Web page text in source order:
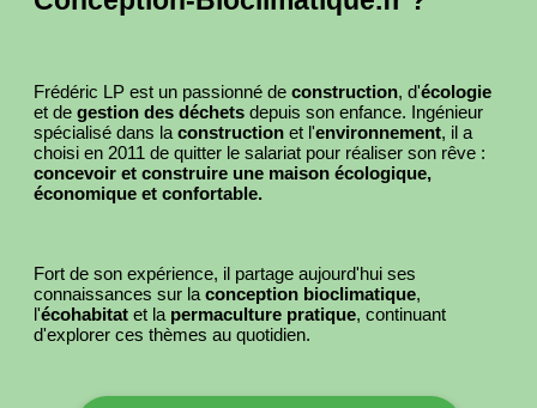
Frédéric LP est un passionné de construction, d'écologie
et de gestion des déchets depuis son enfance. Ingénieur
spécialisé dans la construction et l'environnement, il a
choisi en 2011 de quitter le salariat pour réaliser son rêve :
concevoir et construire une maison écologique,
économique et confortable.
Fort de son expérience, il partage aujourd'hui ses
connaissances sur la conception bioclimatique,
l'écohabitat et la permaculture pratique, continuant
d'explorer ces thèmes au quotidien.